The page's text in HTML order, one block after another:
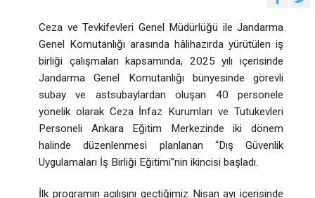
Ceza ve Tevkifevleri Genel Müdürlüğü ile Jandarma
Genel Komutanlığı arasında hâlihazırda yürütülen iş
birliği çalışmaları kapsamında, 2025 yılı içerisinde
Jandarma Genel Komutanlığı bünyesinde görevli
subay ve astsubaylardan oluşan 40 personele
yönelik olarak Ceza İnfaz Kurumları ve Tutukevleri
Personeli Ankara Eğitim Merkezinde iki dönem
halinde düzenlenmesi planlanan “Dış Güvenlik
Uygulamaları İş Birliği Eğitimi”nin ikincisi başladı.
İlk programın açılışını geçtiğimiz Nisan ayı içerisinde